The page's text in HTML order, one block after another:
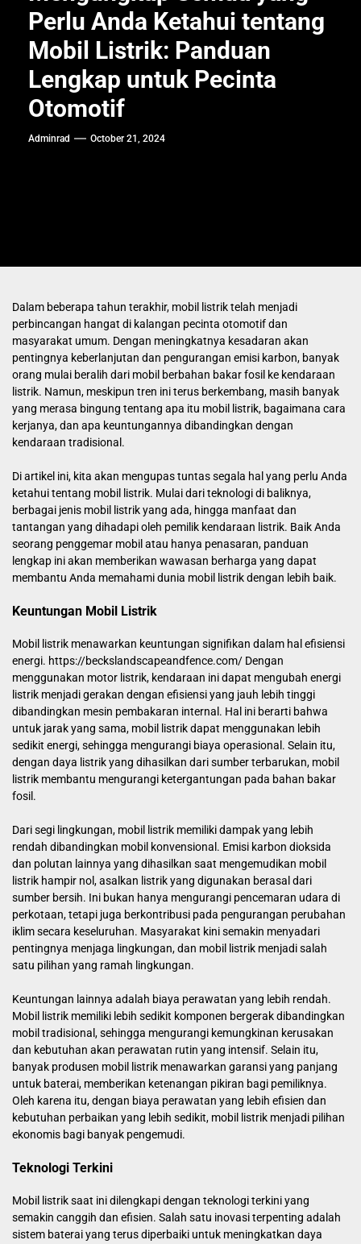
Perlu Anda Ketahui tentang
Mobil Listrik: Panduan
Lengkap untuk Pecinta
Otomotif
Adminrad October 21, 2024
Dalam beberapa tahun terakhir, mobil listrik telah menjadi
perbincangan hangat di kalangan pecinta otomotif dan
masyarakat umum. Dengan meningkatnya kesadaran akan
pentingnya keberlanjutan dan pengurangan emisi karbon, banyak
orang mulai beralih dari mobil berbahan bakar fosil ke kendaraan
listrik. Namun, meskipun tren ini terus berkembang, masih banyak
yang merasa bingung tentang apa itu mobil listrik, bagaimana cara
kerjanya, dan apa keuntungannya dibandingkan dengan
kendaraan tradisional.
Di artikel ini, kita akan mengupas tuntas segala hal yang perlu Anda
ketahui tentang mobil listrik. Mulai dari teknologi di baliknya,
berbagai jenis mobil listrik yang ada, hingga manfaat dan
tantangan yang dihadapi oleh pemilik kendaraan listrik. Baik Anda
seorang penggemar mobil atau hanya penasaran, panduan
lengkap ini akan memberikan wawasan berharga yang dapat
membantu Anda memahami dunia mobil listrik dengan lebih baik.
Keuntungan Mobil Listrik
Mobil listrik menawarkan keuntungan signifikan dalam hal efisiensi
energi. https://beckslandscapeandfence.com/ Dengan
menggunakan motor listrik, kendaraan ini dapat mengubah energi
listrik menjadi gerakan dengan efisiensi yang jauh lebih tinggi
dibandingkan mesin pembakaran internal. Hal ini berarti bahwa
untuk jarak yang sama, mobil listrik dapat menggunakan lebih
sedikit energi, sehingga mengurangi biaya operasional. Selain itu,
dengan daya listrik yang dihasilkan dari sumber terbarukan, mobil
listrik membantu mengurangi ketergantungan pada bahan bakar
fosil.
Dari segi lingkungan, mobil listrik memiliki dampak yang lebih
rendah dibandingkan mobil konvensional. Emisi karbon dioksida
dan polutan lainnya yang dihasilkan saat mengemudikan mobil
listrik hampir nol, asalkan listrik yang digunakan berasal dari
sumber bersih. Ini bukan hanya mengurangi pencemaran udara di
perkotaan, tetapi juga berkontribusi pada pengurangan perubahan
iklim secara keseluruhan. Masyarakat kini semakin menyadari
pentingnya menjaga lingkungan, dan mobil listrik menjadi salah
satu pilihan yang ramah lingkungan.
Keuntungan lainnya adalah biaya perawatan yang lebih rendah.
Mobil listrik memiliki lebih sedikit komponen bergerak dibandingkan
mobil tradisional, sehingga mengurangi kemungkinan kerusakan
dan kebutuhan akan perawatan rutin yang intensif. Selain itu,
banyak produsen mobil listrik menawarkan garansi yang panjang
untuk baterai, memberikan ketenangan pikiran bagi pemiliknya.
Oleh karena itu, dengan biaya perawatan yang lebih efisien dan
kebutuhan perbaikan yang lebih sedikit, mobil listrik menjadi pilihan
ekonomis bagi banyak pengemudi.
Teknologi Terkini
Mobil listrik saat ini dilengkapi dengan teknologi terkini yang
semakin canggih dan efisien. Salah satu inovasi terpenting adalah
sistem baterai yang terus diperbaiki untuk meningkatkan daya